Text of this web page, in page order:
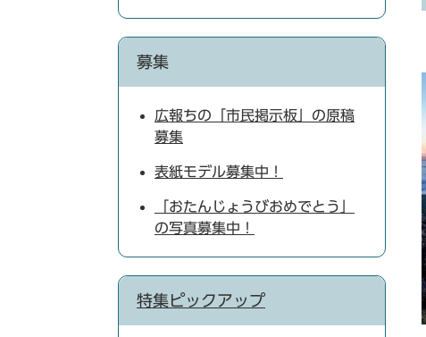
募集
広報ちの「市民掲示板」の原稿
募集
表紙モデル募集中！
「おたんじょうびおめでとう」
の写真募集中！
特集ピックアップ